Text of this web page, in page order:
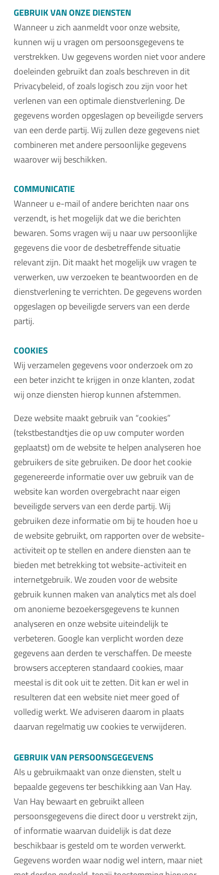
GEBRUIK VAN ONZE DIENSTEN
Wanneer u zich aanmeldt voor onze website,
kunnen wij u vragen om persoonsgegevens te
verstrekken. Uw gegevens worden niet voor andere
doeleinden gebruikt dan zoals beschreven in dit
Privacybeleid, of zoals logisch zou zijn voor het
verlenen van een optimale dienstverlening. De
gegevens worden opgeslagen op beveiligde servers
van een derde partij. Wij zullen deze gegevens niet
combineren met andere persoonlijke gegevens
waarover wij beschikken.
COMMUNICATIE
Wanneer u e-mail of andere berichten naar ons
verzendt, is het mogelijk dat we die berichten
bewaren. Soms vragen wij u naar uw persoonlijke
gegevens die voor de desbetreffende situatie
relevant zijn. Dit maakt het mogelijk uw vragen te
verwerken, uw verzoeken te beantwoorden en de
dienstverlening te verrichten. De gegevens worden
opgeslagen op beveiligde servers van een derde
partij.
COOKIES
Wij verzamelen gegevens voor onderzoek om zo
een beter inzicht te krijgen in onze klanten, zodat
wij onze diensten hierop kunnen afstemmen.
Deze website maakt gebruik van “cookies”
(tekstbestandtjes die op uw computer worden
geplaatst) om de website te helpen analyseren hoe
gebruikers de site gebruiken. De door het cookie
gegenereerde informatie over uw gebruik van de
website kan worden overgebracht naar eigen
beveiligde servers van een derde partij. Wij
gebruiken deze informatie om bij te houden hoe u
de website gebruikt, om rapporten over de website-
activiteit op te stellen en andere diensten aan te
bieden met betrekking tot website-activiteit en
internetgebruik. We zouden voor de website
gebruik kunnen maken van analytics met als doel
om anonieme bezoekersgegevens te kunnen
analyseren en onze website uiteindelijk te
verbeteren. Google kan verplicht worden deze
gegevens aan derden te verschaffen. De meeste
browsers accepteren standaard cookies, maar
meestal is dit ook uit te zetten. Dit kan er wel in
resulteren dat een website niet meer goed of
volledig werkt. We adviseren daarom in plaats
daarvan regelmatig uw cookies te verwijderen.
GEBRUIK VAN PERSOONSGEGEVENS
Als u gebruikmaakt van onze diensten, stelt u
bepaalde gegevens ter beschikking aan Van Hay.
Van Hay bewaart en gebruikt alleen
persoonsgegevens die direct door u verstrekt zijn,
of informatie waarvan duidelijk is dat deze
beschikbaar is gesteld om te worden verwerkt.
Gegevens worden waar nodig wel intern, maar niet